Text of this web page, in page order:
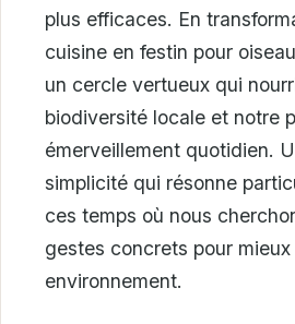
plus efficaces. En
cuisine en festin pour
un cercle vertueux qui
biodiversité locale et notre
émerveillement quotidien.
simplicité qui résonne
ces temps où nous
gestes concrets pour
environnement.